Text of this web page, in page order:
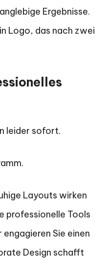
Ergebnisse.
Logo, das nach zwei
leider sofort.
Layouts wirken
professionelle Tools
Sie einen
Design schafft